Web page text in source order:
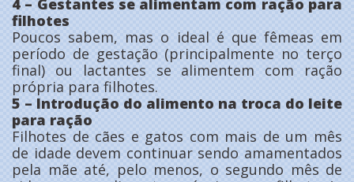
4 – Gestantes se alimentam com ração para
filhotes
Poucos sabem, mas o ideal é que fêmeas em
período de gestação (principalmente no terço
final) ou lactantes se alimentem com ração
própria para filhotes.
5 – Introdução do alimento na troca do leite
para ração
Filhotes de cães e gatos com mais de um mês
de idade devem continuar sendo amamentados
pela mãe até, pelo menos, o segundo mês de